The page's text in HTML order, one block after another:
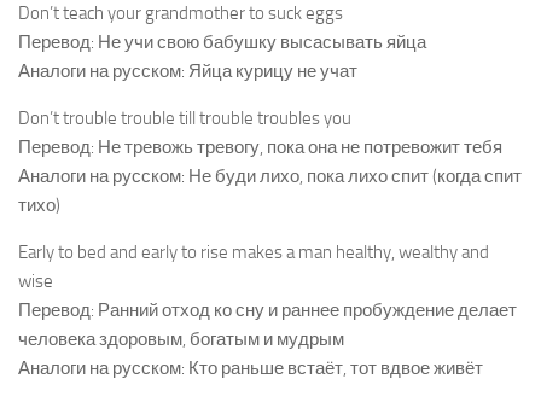
Don’t teach your grandmother to suck eggs
Перевод: Не учи свою бабушку высасывать яйца
Аналоги на русском: Яйца курицу не учат
Don’t trouble trouble till trouble troubles you
Перевод: Не тревожь тревогу, пока она не потревожит тебя
Аналоги на русском: Не буди лихо, пока лихо спит (когда спит
тихо)
Early to bed and early to rise makes a man healthy, wealthy and
wise
Перевод: Ранний отход ко сну и раннее пробуждение делает
человека здоровым, богатым и мудрым
Аналоги на русском: Кто раньше встаёт, тот вдвое живёт